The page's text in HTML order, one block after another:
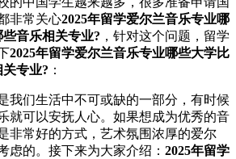
非常关心2025年留学爱尔兰音乐专业哪
音乐相关专业? ，针对这个问题，留学
2025年留学爱尔兰音乐专业哪些大学比
专业? ：
们生活中不可或缺的一部分，有时候
就可以安抚人心。如果想成为优秀的音
非常好的方式，艺术氛围浓厚的爱尔
虑的。接下来为大家介绍： 2025年留学